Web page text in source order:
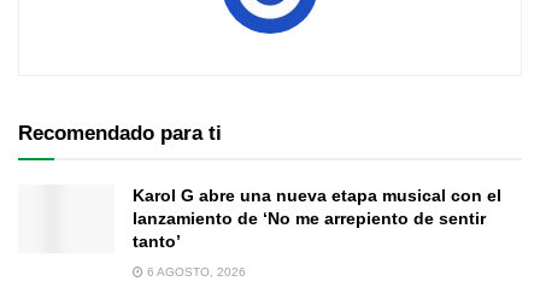
Recomendado para ti
Karol G abre una nueva etapa musical con el
lanzamiento de ‘No me arrepiento de sentir
tanto’
6 AGOSTO, 2026